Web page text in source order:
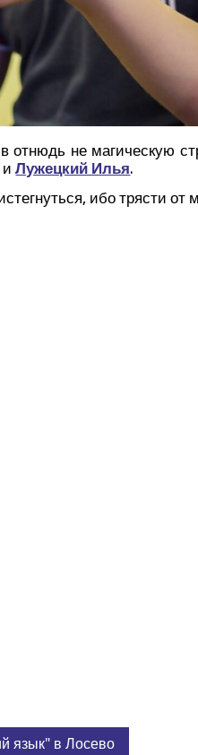
в отнюдь не маги­че­скую
и Лужец­кий Илья.
ибо тря­сти от
язык" в Лосево